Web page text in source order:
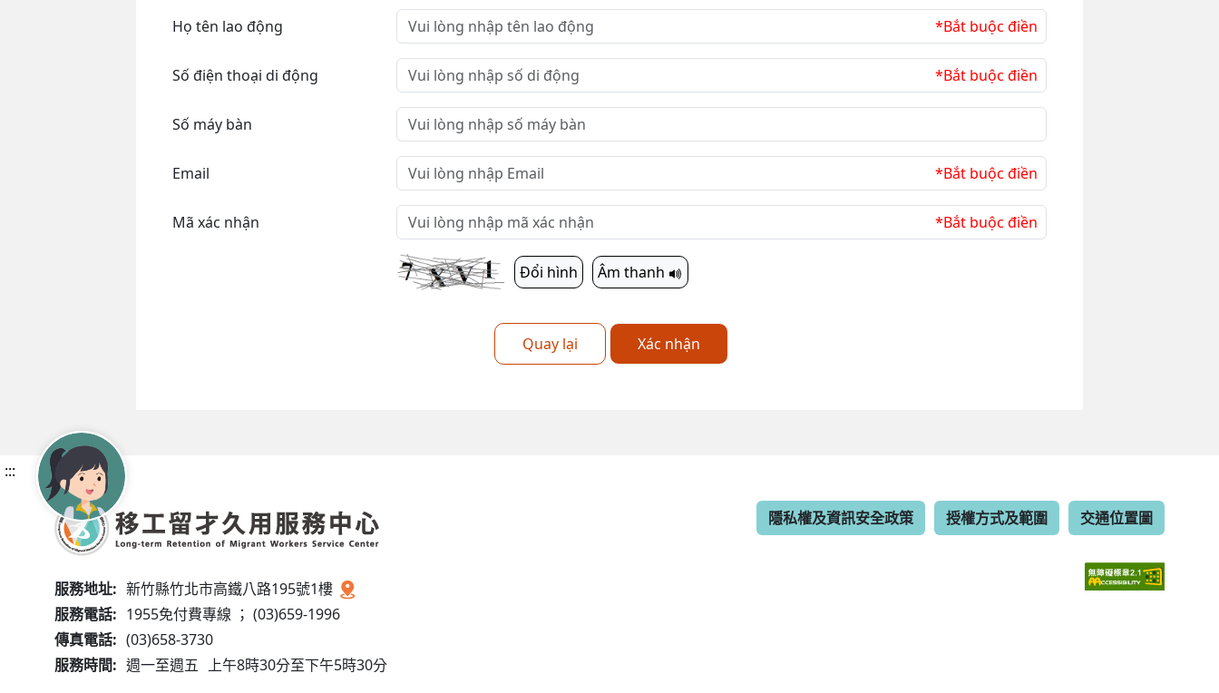
Họ tên lao động *Bắt buộc điền
Số điện thoại di động *Bắt buộc điền
Số máy bàn
Email *Bắt buộc điền
Mã xác nhận *Bắt buộc điền
Đổi hình Âm thanh
Quay lại Xác nhận
:::
服務地址: 新竹縣竹北市高鐵八路195號1樓
服務電話: 1955免付費專線 ； (03)659-1996
傳真電話: (03)658-3730
服務時間: 週一至週五 上午8時30分至下午5時30分
隱私權及資訊安全政策 授權方式及範圍 交通位置圖